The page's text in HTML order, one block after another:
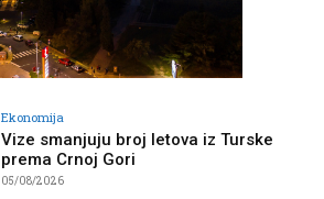
Ekonomija
Vize smanjuju broj letova iz Turske
prema Crnoj Gori
05/08/2026